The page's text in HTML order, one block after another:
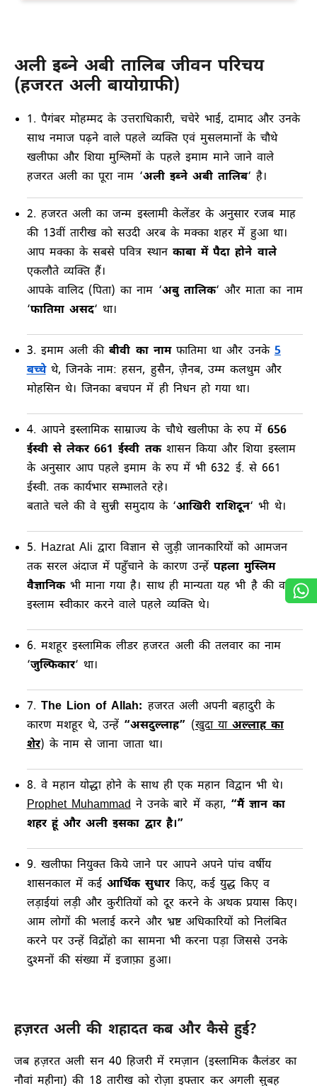
अली इब्ने अबी तालिब जीवन परिचय
(हजरत अली बायोग्राफी)
1. पैगंबर मोहम्मद के उत्तराधिकारी, चचेरे भाई, दामाद और उनके
साथ नमाज पढ़ने वाले पहले व्यक्ति एवं मुसलमानों के चौथे
खलीफा और शिया मुश्लिमों के पहले इमाम माने जाने वाले
हजरत अली का पूरा नाम ‘अली इब्ने अबी तालिब‘ है।
2. हजरत अली का जन्म इस्लामी केलेंडर के अनुसार रजब माह
की 13वीं तारीख को सउदी अरब के मक्का शहर में हुआ था।
आप मक्का के सबसे पवित्र स्थान काबा में पैदा होने वाले
एकलौते व्यक्ति हैं।
आपके वालिद (पिता) का नाम ‘अबु तालिक‘ और माता का नाम
‘फातिमा असद‘ था।
3. इमाम अली कीबीवी का नामफातिमा था और उनके5
बच्चेथे, जिनके नाम: हसन, हुसैन, ज़ैनब, उम्म कलथुम और
मोहसिन थे। जिनका बचपन में ही निधन हो गया था।
4. आपने इस्लामिक साम्राज्य के चौथे खलीफा के रुप में 656
ईस्वी से लेकर 661 ईस्वी तकशासन किया और शिया इस्लाम
के अनुसार आप पहले इमाम के रुप में भी 632 ई. से 661
ईस्वी. तक कार्यभार सम्भालते रहे।
बताते चले की वे सुन्नी समुदाय के ‘आखिरी राशिदून‘ भी थे।
5. Hazrat Ali द्वारा विज्ञान से जुड़ी जानकारियों को आमजन
तक सरल अंदाज में पहुँचाने के कारण उन्हेंपहला मुस्लिम
वैज्ञानिकभी माना गया है। साथ ही मान्यता यह भी है की वह
इस्लाम स्वीकार करने वाले पहले व्यक्ति थे।
6. मशहूर इस्लामिक लीडर हजरत अली की तलवार का नाम
‘जुल्फिकार‘ था।
7. The Lion of Allah: हजरत अली अपनी बहादुरी के
कारण मशहूर थे, उन्हें “असदुल्लाह” (खुदा याअल्लाह का
शेर) के नाम से जाना जाता था।
8. वे महान योद्धा होने के साथ ही एक महान विद्वान भी थे।
Prophet Muhammadने उनके बारे में कहा, “मैं ज्ञान का
शहर हूं और अली इसका द्वार है।”
9. खलीफा नियुक्त किये जाने पर आपने अपने पांच वर्षीय
शासनकाल में कईआर्थिक सुधारकिए, कई युद्ध किए व
लड़ाईयां लड़ी और कुरीतियों को दूर करने के अथक प्रयास किए।
आम लोगों की भलाई करने और भ्रष्ट अधिकारियों को निलंबित
करने पर उन्हें विद्रोंहो का सामना भी करना पड़ा जिससे उनके
दुश्मनों की संख्या में इजाफ़ा हुआ।
हज़रत अली की शहादत कब और कैसे हुई?
जब हज़रत अली सन 40 हिजरी में रमज़ान (इस्लामिक कैलंडर का
नौवां महीना) की 18 तारीख को रोज़ा इफ्तार कर अगली सुबह